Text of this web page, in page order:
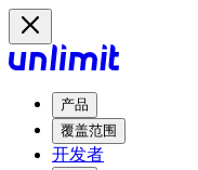
产品
覆盖范围
开发者